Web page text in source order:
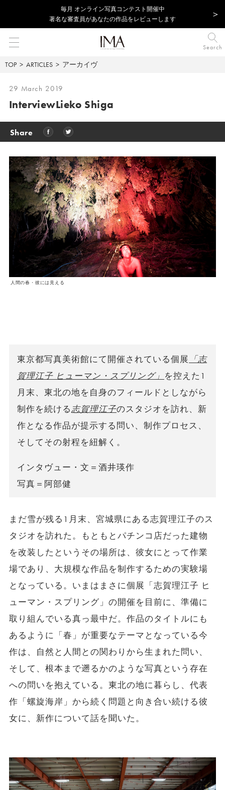
毎⽉ オンライン写真コンテスト開催中
著名な審査員があなたの作品をレビューします
Search
TOP ARTICLES アーカイヴ
29 March 2019
InterviewLieko Shiga
Share
人間の春・彼には見える
東京都写真美術館にて開催されている個展 「志
賀理江子 ヒューマン・スプリング」 を控えた1
月末、東北の地を自身のフィールドとしながら
制作を続ける志賀理江子のスタジオを訪れ、新
作となる作品が提示する問い、制作プロセス、
そしてその射程を紐解く。
インタヴュー・文＝酒井瑛作
写真＝阿部健
まだ雪が残る1月末、宮城県にある志賀理江子のス
タジオを訪れた。もともとパチンコ店だった建物
を改装したというその場所は、彼女にとって作業
場であり、大規模な作品を制作するための実験場
となっている。いまはまさに個展「志賀理江子 ヒ
ューマン・スプリング」の開催を目前に、準備に
取り組んでいる真っ最中だ。作品のタイトルにも
あるように「春」が重要なテーマとなっている今
作は、自然と人間との関わりから生まれた問い、
そして、根本まで遡るかのような写真という存在
への問いを抱えている。東北の地に暮らし、代表
作「螺旋海岸」から続く問題と向き合い続ける彼
女に、新作について話を聞いた。